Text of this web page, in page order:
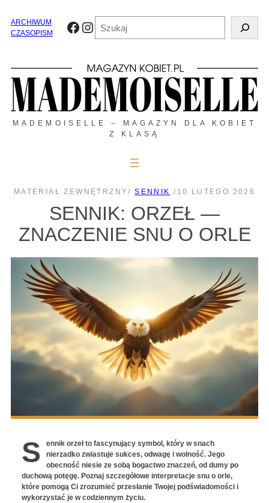
treściARCHIWUM
CZASOPISM
Facebook
Instagram
MADEMOISELLE – MAGAZYN DLA KOBIET
Z KLASĄ
MATERIAŁ ZEWNĘTRZNY/SENNIK / 10 LUTEGO 2026
SENNIK: ORZEŁ —
ZNACZENIE SNU O ORLE
S
ennik orzeł to fascynujący symbol, który w snach
nierzadko zwiastuje sukces, odwagę i wolność. Jego
obecność niesie ze sobą bogactwo znaczeń, od dumy po
duchową potęgę. Poznaj szczegółowe interpretacje snu o orle,
które pomogą Ci zrozumieć przesłanie Twojej podświadomości i
wykorzystać je w codziennym życiu.